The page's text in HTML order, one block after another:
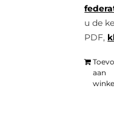
u de
PDF,
aan